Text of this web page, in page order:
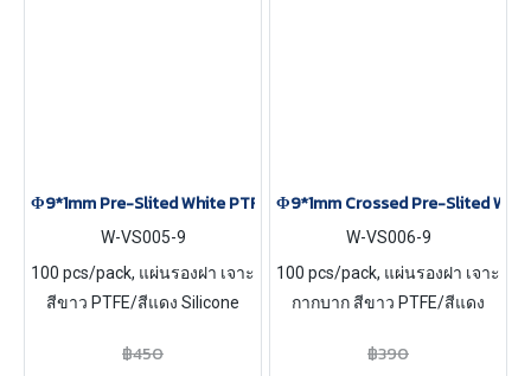
Φ9*1mm Pre-Slited White PTFE/Red Silicone Septa, 100 pcs/pack
W-VS005-9
100 pcs/pack, แผ่นรองฝา เจาะ
สีขาว PTFE/สีแดง Silicone
฿450
Φ9*1mm Crossed Pre-Slited
W-VS006-9
100 pcs/pack, แผ่นรองฝา เจาะ
กากบาก สีขาว PTFE/สีแดง
฿390